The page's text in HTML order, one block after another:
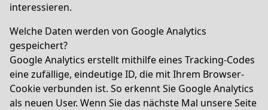
interessieren.
Welche Daten werden von Google Analytics
gespeichert?
Google Analytics erstellt mithilfe eines Tracking-Codes
eine zufällige, eindeutige ID, die mit Ihrem Browser-
Cookie verbunden ist. So erkennt Sie Google Analytics
als neuen User. Wenn Sie das nächste Mal unsere Seite